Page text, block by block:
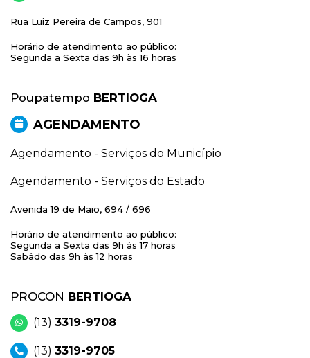
Rua Luiz Pereira de Campos, 901
Horário de atendimento ao público:
Segunda a Sexta das 9h às 16 horas
Poupatempo BERTIOGA
AGENDAMENTO
Agendamento - Serviços do Município
Agendamento - Serviços do Estado
Avenida 19 de Maio, 694 / 696
Horário de atendimento ao público:
Segunda a Sexta das 9h às 17 horas
Sabádo das 9h às 12 horas
PROCON BERTIOGA
(13) 3319-9708
(13) 3319-9705